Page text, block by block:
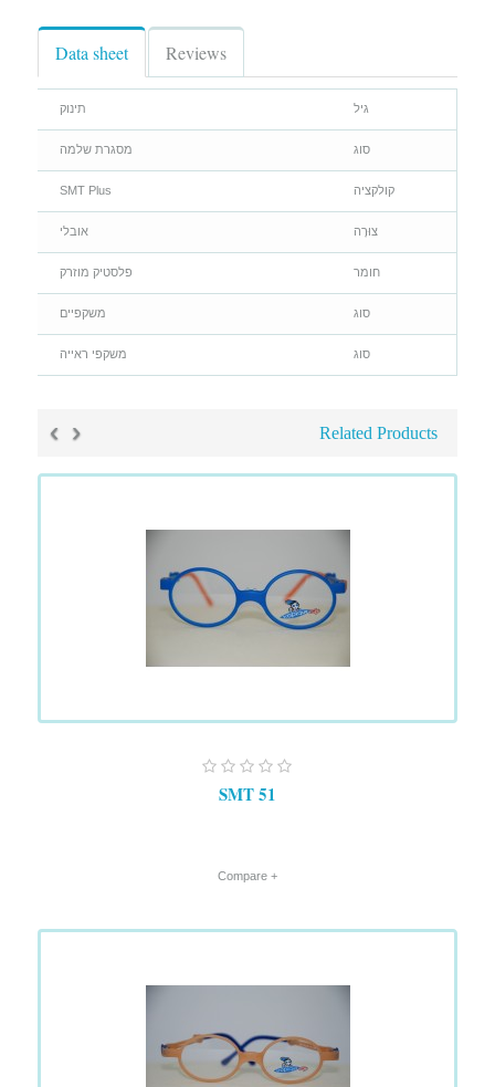
Data sheet Reviews
גיל תינוק
סוג מסגרת שלמה
קולקציה SMT Plus
צוּרָה אובלי
חומר פלסטיק מוזרק
סוג משקפיים
סוג משקפי ראייה
Related Products
‹
›
SMT 51
+ Compare